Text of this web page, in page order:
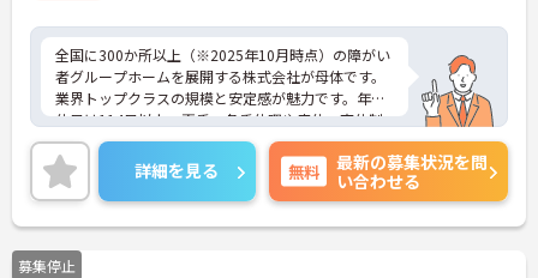
全国に300か所以上（※2025年10月時点）の障がい
者グループホームを展開する株式会社が母体です。
業界トップクラスの規模と安定感が魅力です。年間
休日は114日以上、夏季・冬季休暇や産休・育休制
度もしっかり整っており、プライベートとの両立も
可能。これまでのご経験を活かし、新しいキャリア
を築きたい方、ぜひご応募ください。20代から60代
まで、幅広い年代の方が活躍できる職場です。ご興
味のある方は詳細等をお伝えしますので、お気軽に
お問い合わせください。
詳細を見る 無料
最新の募集状況を問
い合わせる
募集停止